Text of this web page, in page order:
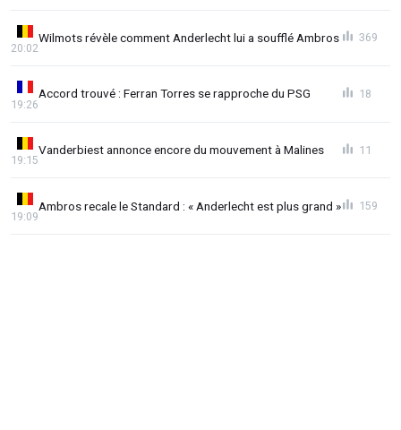
Wilmots révèle comment Anderlecht lui a soufflé Ambros
20:02
369
Accord trouvé : Ferran Torres se rapproche du PSG
19:26
18
Vanderbiest annonce encore du mouvement à Malines
19:15
11
Ambros recale le Standard : « Anderlecht est plus grand »
19:09
159